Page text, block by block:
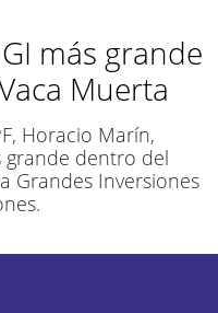
más grande
Muerta
Horacio Marín,
grande dentro del
Grandes Inversiones